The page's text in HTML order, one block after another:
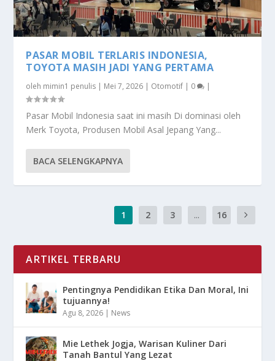
PASAR MOBIL TERLARIS INDONESIA,
TOYOTA MASIH JADI YANG PERTAMA
oleh mimin1 penulis | Mei 7, 2026 | Otomotif | 0 |
Pasar Mobil Indonesia saat ini masih Di dominasi oleh
Merk Toyota, Produsen Mobil Asal Jepang Yang...
BACA SELENGKAPNYA
1 2 3 ... 16
ARTIKEL TERBARU
Pentingnya Pendidikan Etika Dan Moral, Ini
tujuannya!
Agu 8, 2026 | News
Mie Lethek Jogja, Warisan Kuliner Dari
Tanah Bantul Yang Lezat